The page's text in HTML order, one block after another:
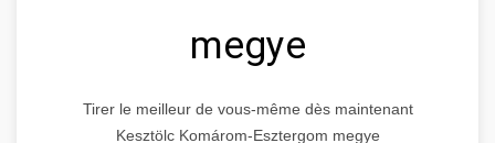
megye
Tirer le meilleur de vous-même dès maintenant
Kesztölc Komárom-Esztergom megye